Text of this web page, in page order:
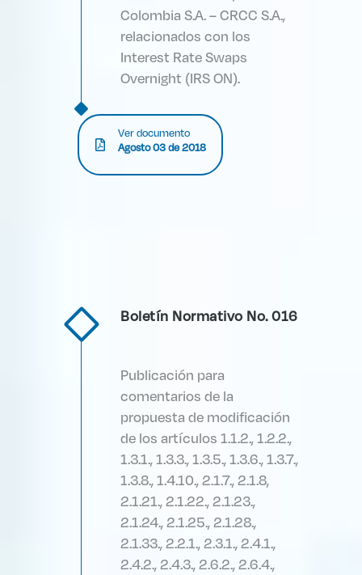
Colombia S.A. – CRCC S.A.,
relacionados con los
Interest Rate Swaps
Overnight (IRS ON).
Ver documento
Agosto 03 de 2018
Boletín Normativo No. 016
Publicación para
comentarios de la
propuesta de modificación
de los artículos 1.1.2., 1.2.2.,
1.3.1., 1.3.3., 1.3.5., 1.3.6., 1.3.7.,
1.3.8., 1.4.10., 2.1.7., 2.1.8,
2.1.21., 2.1.22., 2.1.23.,
2.1.24., 2.1.25., 2.1.28.,
2.1.33., 2.2.1., 2.3.1., 2.4.1.,
2.4.2., 2.4.3., 2.6.2., 2.6.4.,